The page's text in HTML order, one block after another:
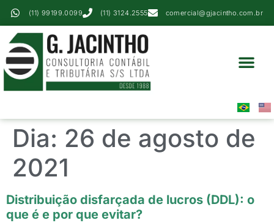
(11) 99199.0099 (11) 3124.2555 comercial@gjacintho.com.br
Dia: 26 de agosto de
2021
Distribuição disfarçada de lucros (DDL): o
que é e por que evitar?